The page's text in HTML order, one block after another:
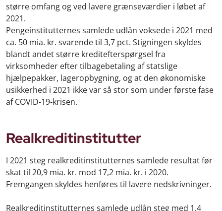
større omfang og ved lavere grænseværdier i løbet af
2021.
Pengeinstitutternes samlede udlån voksede i 2021 med
ca. 50 mia. kr. svarende til 3,7 pct. Stigningen skyldes
blandt andet større kreditefterspørgsel fra
virksomheder efter tilbagebetaling af statslige
hjælpepakker, lageropbygning, og at den økonomiske
usikkerhed i 2021 ikke var så stor som under første fase
af COVID-19-krisen.
Realkreditinstitutter
I 2021 steg realkreditinstitutternes samlede resultat før
skat til 20,9 mia. kr. mod 17,2 mia. kr. i 2020.
Fremgangen skyldes henføres til lavere nedskrivninger.
Realkreditinstitutternes samlede udlån steg med 1,4